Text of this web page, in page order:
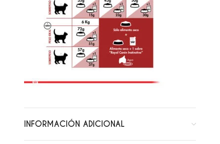
INFORMACIÓN ADICIONAL